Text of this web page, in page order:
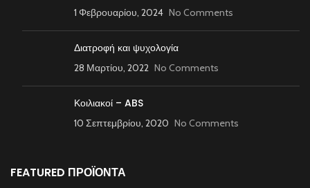
1 Φεβρουαρίου, 2024 No Comments
Διατροφή και ψυχολογία
28 Μαρτίου, 2022 No Comments
Κοιλιακοί – ABS
10 Σεπτεμβρίου, 2020 No Comments
FEATURED ΠΡΟΪΟΝΤΑ